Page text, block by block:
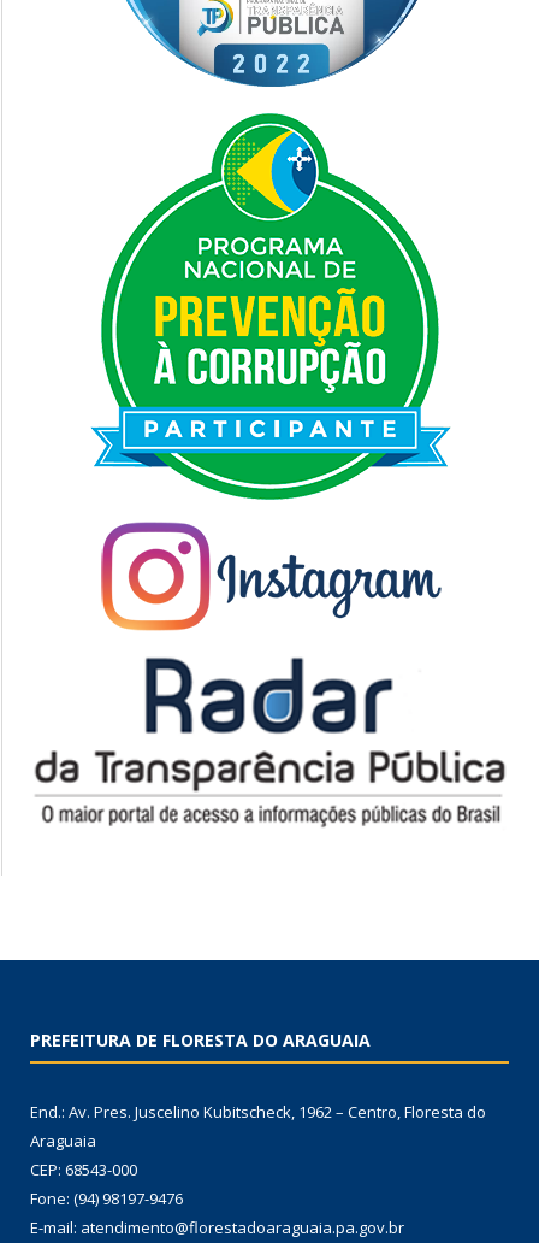
PREFEITURA DE FLORESTA DO ARAGUAIA
End.: Av. Pres. Juscelino Kubitscheck, 1962 – Centro, Floresta do
Araguaia
CEP: 68543-000
Fone: (94) 98197-9476
E-mail: atendimento@florestadoaraguaia.pa.gov.br